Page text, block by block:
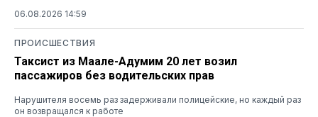
06.08.2026 14:59
ПРОИСШЕСТВИЯ
Таксист из Маале-Адумим 20 лет возил
пассажиров без водительских прав
Нарушителя восемь раз задерживали полицейские, но каждый раз
он возвращался к работе